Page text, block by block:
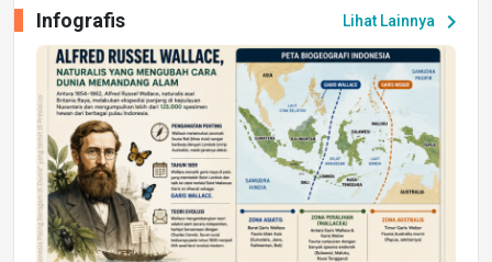
Peluang Kerja dan Magang
Jumat, 17 Jul 2026 22:30
DAERAH
Astra Motor Kalimantan Timur 2 Dukung
Mahasiswa Samarinda dalam Astra
Honda SDGs Future Leaders 2026
Jumat, 10 Jul 2026 19:01
Lihat Lainnya chevron_right
Infografis